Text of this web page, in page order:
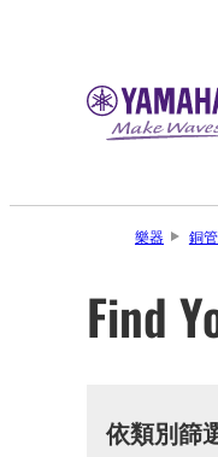
樂器 銅
Find
依類別篩